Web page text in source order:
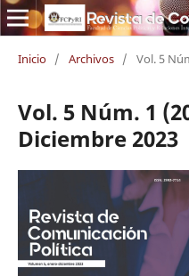
Inicio / Archivos / Vol. 5
Vol. 5 Núm. 1
Diciembre 2023